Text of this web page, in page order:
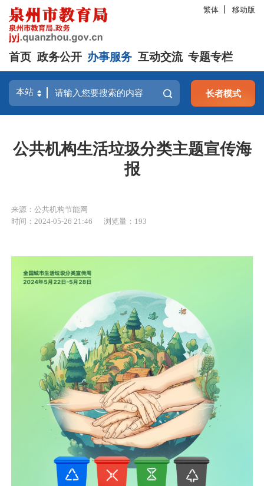
繁体 移动版
首页 政务公开 办事服务 互动交流 专题专栏
长者模式
公共机构生活垃圾分类主题宣传海
报
来源：公共机构节能网
时间：2024-05-26 21:46
浏览量： 193